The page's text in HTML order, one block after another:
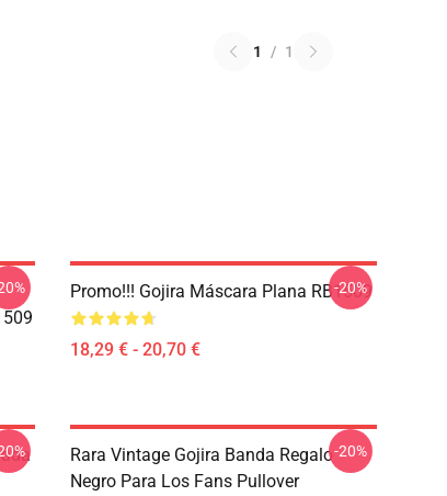
1 / 1
Promo!!! Gojira Máscara Plana RB1509
18,29 € - 20,70 €
-20%
Rara Vintage Gojira Banda Regalo
Negro Para Los Fans Pullover
-20%